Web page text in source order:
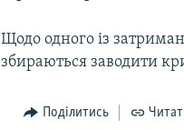
Щодо одного із
збираються заводити
Поділитись